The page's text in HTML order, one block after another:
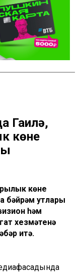
Гаилә,
көне
көне
бәйрәм утлары
һәм
хезмәтенә
итә.